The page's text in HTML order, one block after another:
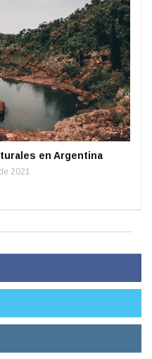
en Argentina
2021